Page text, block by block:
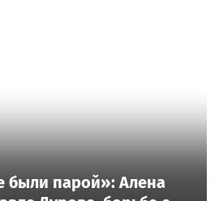
были парой»: Алена